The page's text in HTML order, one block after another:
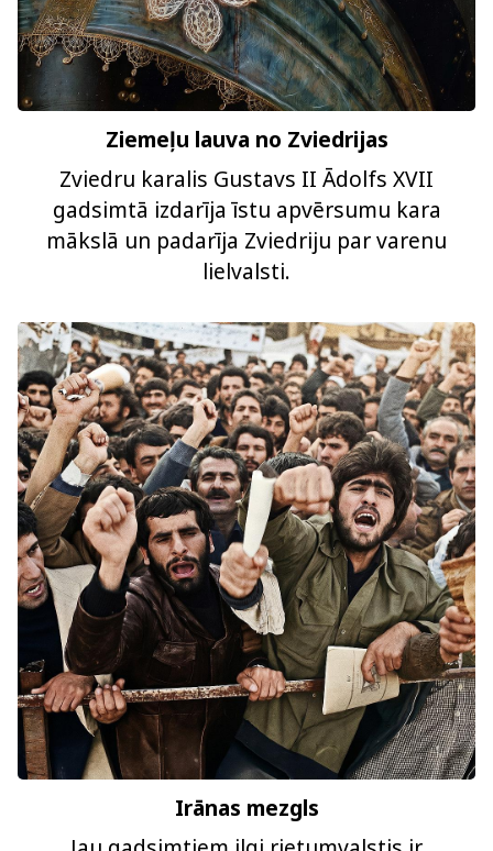
Ziemeļu lauva no Zviedrijas
Zviedru karalis Gustavs II Ādolfs XVII
gadsimtā izdarīja īstu apvērsumu kara
mākslā un padarīja Zviedriju par varenu
lielvalsti.
Irānas mezgls